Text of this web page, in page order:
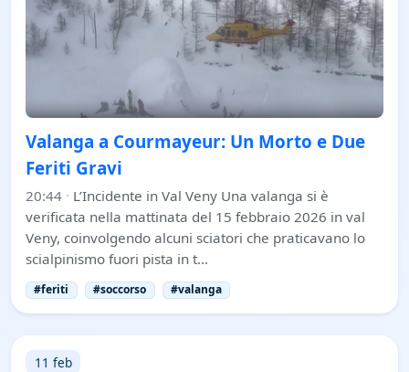
Valanga a Courmayeur: Un Morto e Due
Feriti Gravi
20:44 · L’Incidente in Val Veny Una valanga si è
verificata nella mattinata del 15 febbraio 2026 in val
Veny, coinvolgendo alcuni sciatori che praticavano lo
scialpinismo fuori pista in t…
#feriti #soccorso #valanga
11 feb